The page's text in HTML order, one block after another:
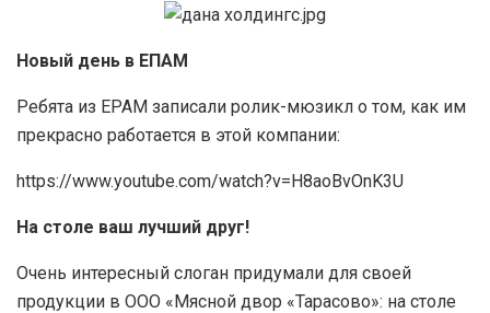
Новый день в ЕПАМ
Ребята из EPAM записали ролик-мюзикл о том, как им
прекрасно работается в этой компании:
https://www.youtube.com/watch?v=H8aoBvOnK3U
На столе ваш лучший друг!
Очень интересный слоган придумали для своей
продукции в ООО «Мясной двор «Тарасово»: на столе